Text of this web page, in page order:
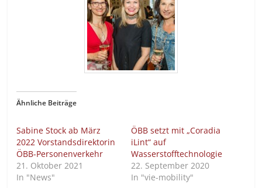
Ähnliche Beiträge
Sabine Stock ab März
2022 Vorstandsdirektorin
ÖBB-Personenverkehr
21. Oktober 2021
In "News"
ÖBB setzt mit „Coradia
iLint“ auf
Wasserstofftechnologie
22. September 2020
In "vie-mobility"